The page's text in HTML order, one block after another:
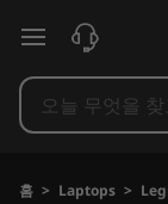
e
g
주요 콘텐츠로
홈 > Laptops >